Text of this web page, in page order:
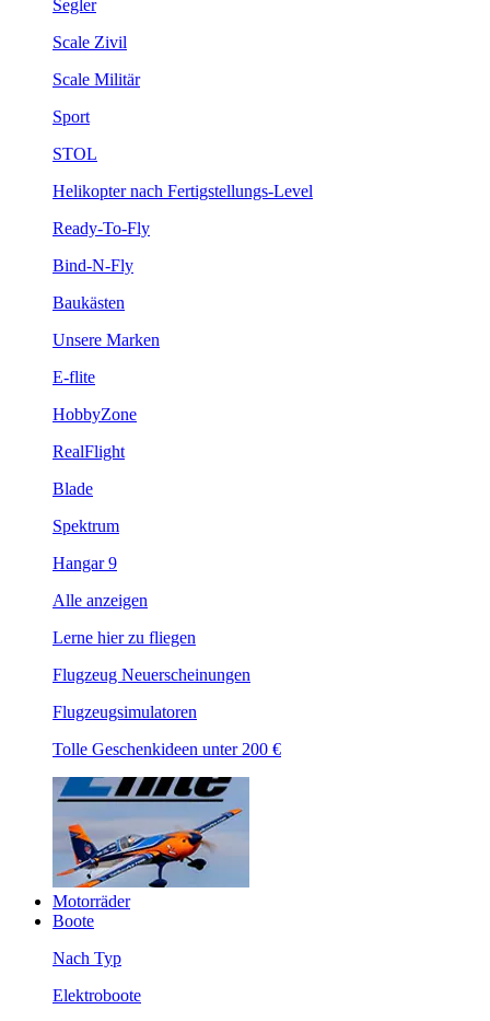
Segler
Scale Zivil
Scale Militär
Sport
STOL
Helikopter nach Fertigstellungs-Level
Ready-To-Fly
Bind-N-Fly
Baukästen
Unsere Marken
E-flite
HobbyZone
RealFlight
Blade
Spektrum
Hangar 9
Alle anzeigen
Lerne hier zu fliegen
Flugzeug Neuerscheinungen
Flugzeugsimulatoren
Tolle Geschenkideen unter 200 €
Motorräder
Boote
Nach Typ
Elektroboote